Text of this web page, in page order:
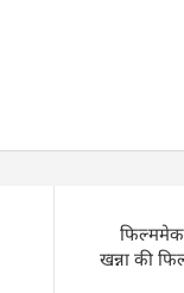
खन्ना की